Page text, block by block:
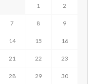
1 2
7 8 9
14 15 16
21 22 23
28 29 30